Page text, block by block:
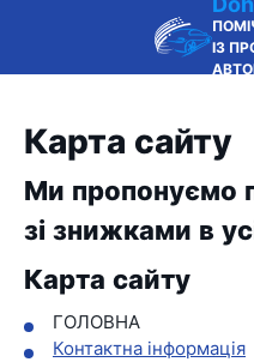
ІЗ
Карта сайту
Ми пропонуємо
зі знижками в
Карта сайту
ГОЛОВНА
Контактна інформація